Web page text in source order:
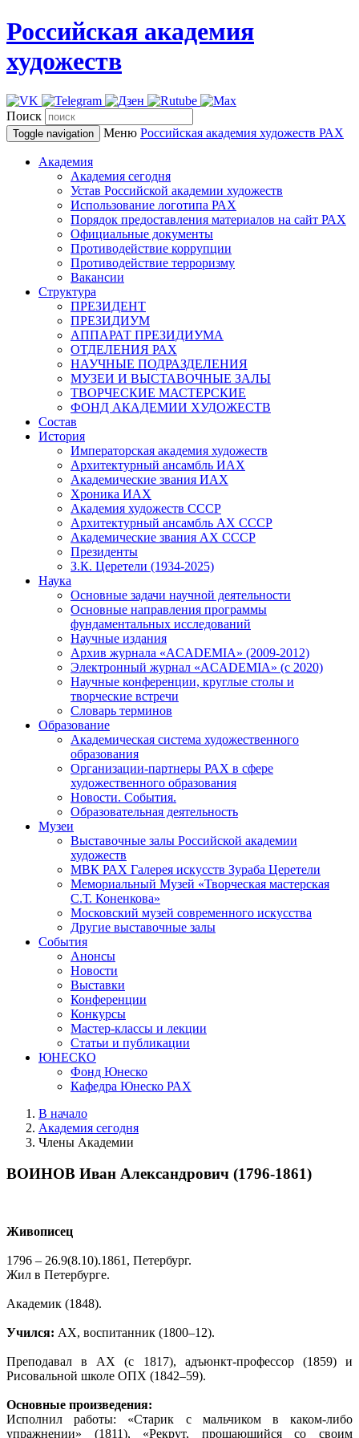
Российская академия
художеств
Поиск
Toggle navigation Меню Российская академия художеств РАХ
Академия
Академия сегодня
Устав Российской академии художеств
Использование логотипа РАХ
Порядок предоставления материалов на сайт РАХ
Официальные документы
Противодействие коррупции
Противодействие терроризму
Вакансии
Структура
ПРЕЗИДЕНТ
ПРЕЗИДИУМ
АППАРАТ ПРЕЗИДИУМА
ОТДЕЛЕНИЯ РАХ
НАУЧНЫЕ ПОДРАЗДЕЛЕНИЯ
МУЗЕИ И ВЫСТАВОЧНЫЕ ЗАЛЫ
ТВОРЧЕСКИЕ МАСТЕРСКИЕ
ФОНД АКАДЕМИИ ХУДОЖЕСТВ
Состав
История
Императорская академия художеств
Архитектурный ансамбль ИАХ
Академические звания ИАХ
Хроника ИАХ
Академия художеств СССР
Архитектурный ансамбль АХ СССР
Академические звания АХ СССР
Президенты
З.К. Церетели (1934-2025)
Наука
Основные задачи научной деятельности
Основные направления программы
фундаментальных исследований
Научные издания
Архив журнала «ACADEMIA» (2009-2012)
Электронный журнал «ACADEMIA» (с 2020)
Научные конференции, круглые столы и
творческие встречи
Словарь терминов
Образование
Академическая система художественного
образования
Организации-партнеры РАХ в сфере
художественного образования
Новости. События.
Образовательная деятельность
Музеи
Выставочные залы Российской академии
художеств
МВК РАХ Галерея искусств Зураба Церетели
Мемориальный Музей «Творческая мастерская
С.Т. Коненкова»
Московский музей современного искусства
Другие выставочные залы
События
Анонсы
Новости
Выставки
Конференции
Конкурсы
Мастер-классы и лекции
Статьи и публикации
ЮНЕСКО
Фонд Юнеско
Кафедра Юнеско РАХ
В начало
Академия сегодня
Члены Академии
ВОИНОВ Иван Александрович (1796-1861)
Живописец
1796 – 26.9(8.10).1861, Петербург.
Жил в Петербурге.
Академик (1848).
Учился: АХ, воспитанник (1800–12).
Преподавал в АХ (с 1817), адъюнкт-профессор (1859) и
Рисовальной школе ОПХ (1842–59).
Основные произведения:
Исполнил работы: «Старик с мальчиком в каком-либо
упражнении» (1811), «Рекрут, прощающийся со своим